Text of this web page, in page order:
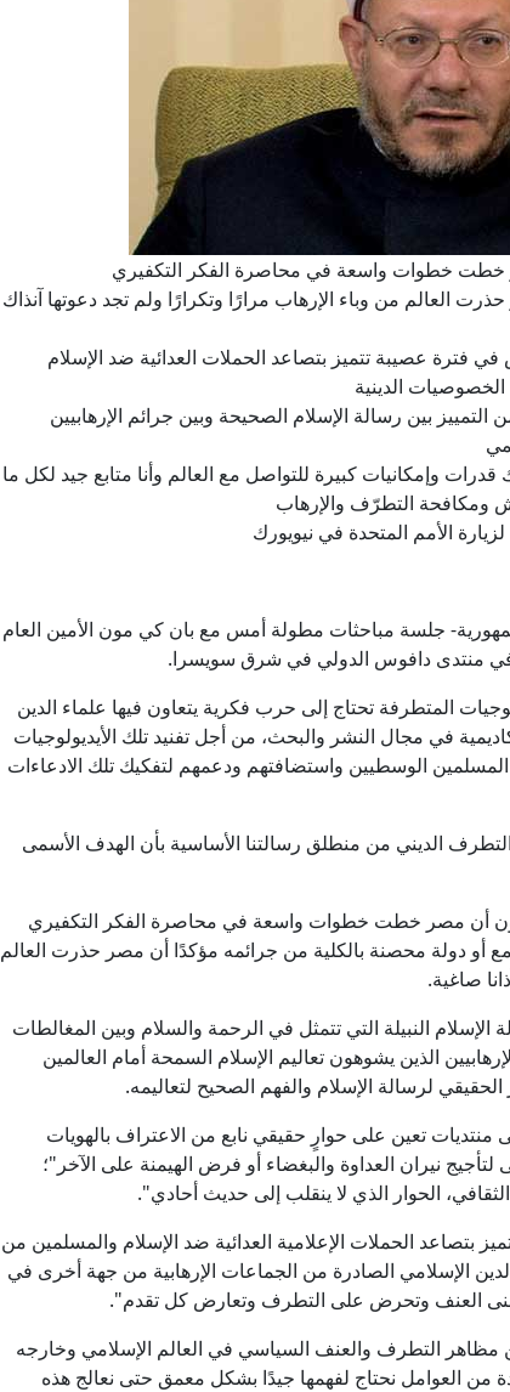
خطت خطوات واسعة في محاصرة الفكر التكفيري
العالم من وباء الإرهاب مرارًا وتكرارًا ولم تجد دعوتها آنذاك
فترة عصيبة تتميز بتصاعد الحملات العدائية ضد الإسلام
الدينية
التمييز بين رسالة الإسلام الصحيحة وبين جرائم الإرهابيين
قدرات وإمكانيات كبيرة للتواصل مع العالم وأنا متابع جيد لكل ما
ومكافحة التطرّف والإرهاب
الأمم المتحدة في نيويورك
جلسة مباحثات مطولة أمس مع بان كي مون الأمين العام
منتدى دافوس الدولي في شرق سويسرا.
المتطرفة تحتاج إلى حرب فكرية يتعاون فيها علماء الدين
في مجال النشر والبحث، من أجل تفنيد تلك الأيديولوجيات
المسلمين الوسطيين واستضافتهم ودعمهم لتفكيك تلك الادعاءات
الديني من منطلق رسالتنا الأساسية بأن الهدف الأسمى
أن مصر خطت خطوات واسعة في محاصرة الفكر التكفيري
أو دولة محصنة بالكلية من جرائمه مؤكدًا أن مصر حذرت العالم
صاغية.
النبيلة التي تتمثل في الرحمة والسلام وبين المغالطات
الذين يشوهون تعاليم الإسلام السمحة أمام العالمين
لرسالة الإسلام والفهم الصحيح لتعاليمه.
تعين على حوارٍ حقيقي نابع من الاعتراف بالهويات
نيران العداوة والبغضاء أو فرض الهيمنة على الآخر"؛
الحوار الذي لا ينقلب إلى حديث أحادي".
بتصاعد الحملات الإعلامية العدائية ضد الإسلام والمسلمين من
الإسلامي الصادرة من الجماعات الإرهابية من جهة أخرى في
العنف وتحرض على التطرف وتعارض كل تقدم".
مظاهر التطرف والعنف السياسي في العالم الإسلامي وخارجه
من العوامل نحتاج لفهمها جيدًا بشكل معمق حتى نعالج هذه